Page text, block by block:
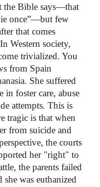
the Bible says—that
once”—but few
that comes
Western society,
trivialized. You
from Spain
She suffered
foster care, abuse
attempts. This is
tragic is that when
from suicide and
the courts
her "right" to
the parents failed
was euthanized